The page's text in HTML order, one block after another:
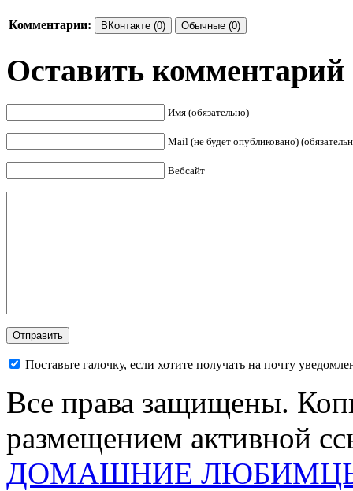
Комментарии: ВКонтакте (0) Обычные (0)
Оставить комментарий
Имя (обязательно)
Mail (не будет опубликовано)
Вебсайт
Поставьте галочку, если хотите получать на почту
Все права защищены.
размещением активной
ДОМАШНИЕ